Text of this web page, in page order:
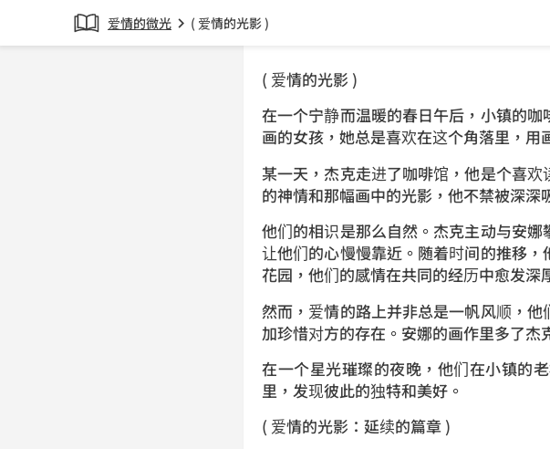
爱情的微光 chevron_right ( 爱情的光影 )
( 爱情的光影 )
在一个宁静而温暖的春日午后，小镇的
画的女孩，她总是喜欢在这个角落里，用
某一天，杰克走进了咖啡馆，他是个喜
的神情和那幅画中的光影，他不禁被深深
他们的相识是那么自然。杰克主动与安
让他们的心慢慢靠近。随着时间的推移
花园，他们的感情在共同的经历中愈发深
然而，爱情的路上并非总是一帆风顺，
加珍惜对方的存在。安娜的画作里多了杰
在一个星光璀璨的夜晚，他们在小镇的
里，发现彼此的独特和美好。
( 爱情的光影：延续的篇章 )